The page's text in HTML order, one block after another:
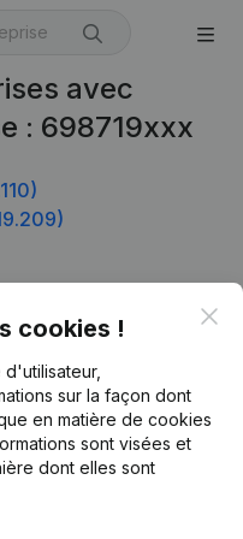
avec
: 698719xxx
cookies !
sur la façon dont
en matière de cookies
sont visées et
dont elles sont
Monitoring
Recherche internationale